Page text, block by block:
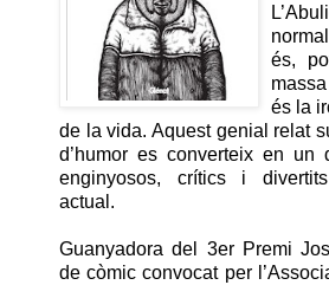
és,
és la
de la vida. Aquest genial relat
d’humor es converteix en un
enginyosos, crítics i
actual.
Guanyadora del 3er Premi
de còmic convocat per